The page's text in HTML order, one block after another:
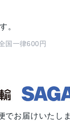
。
国一律600円
でお届けいたしま